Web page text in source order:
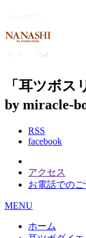
「耳ツボ
by miracle-
RSS
facebook
アクセス
お電話での
MENU
ホーム